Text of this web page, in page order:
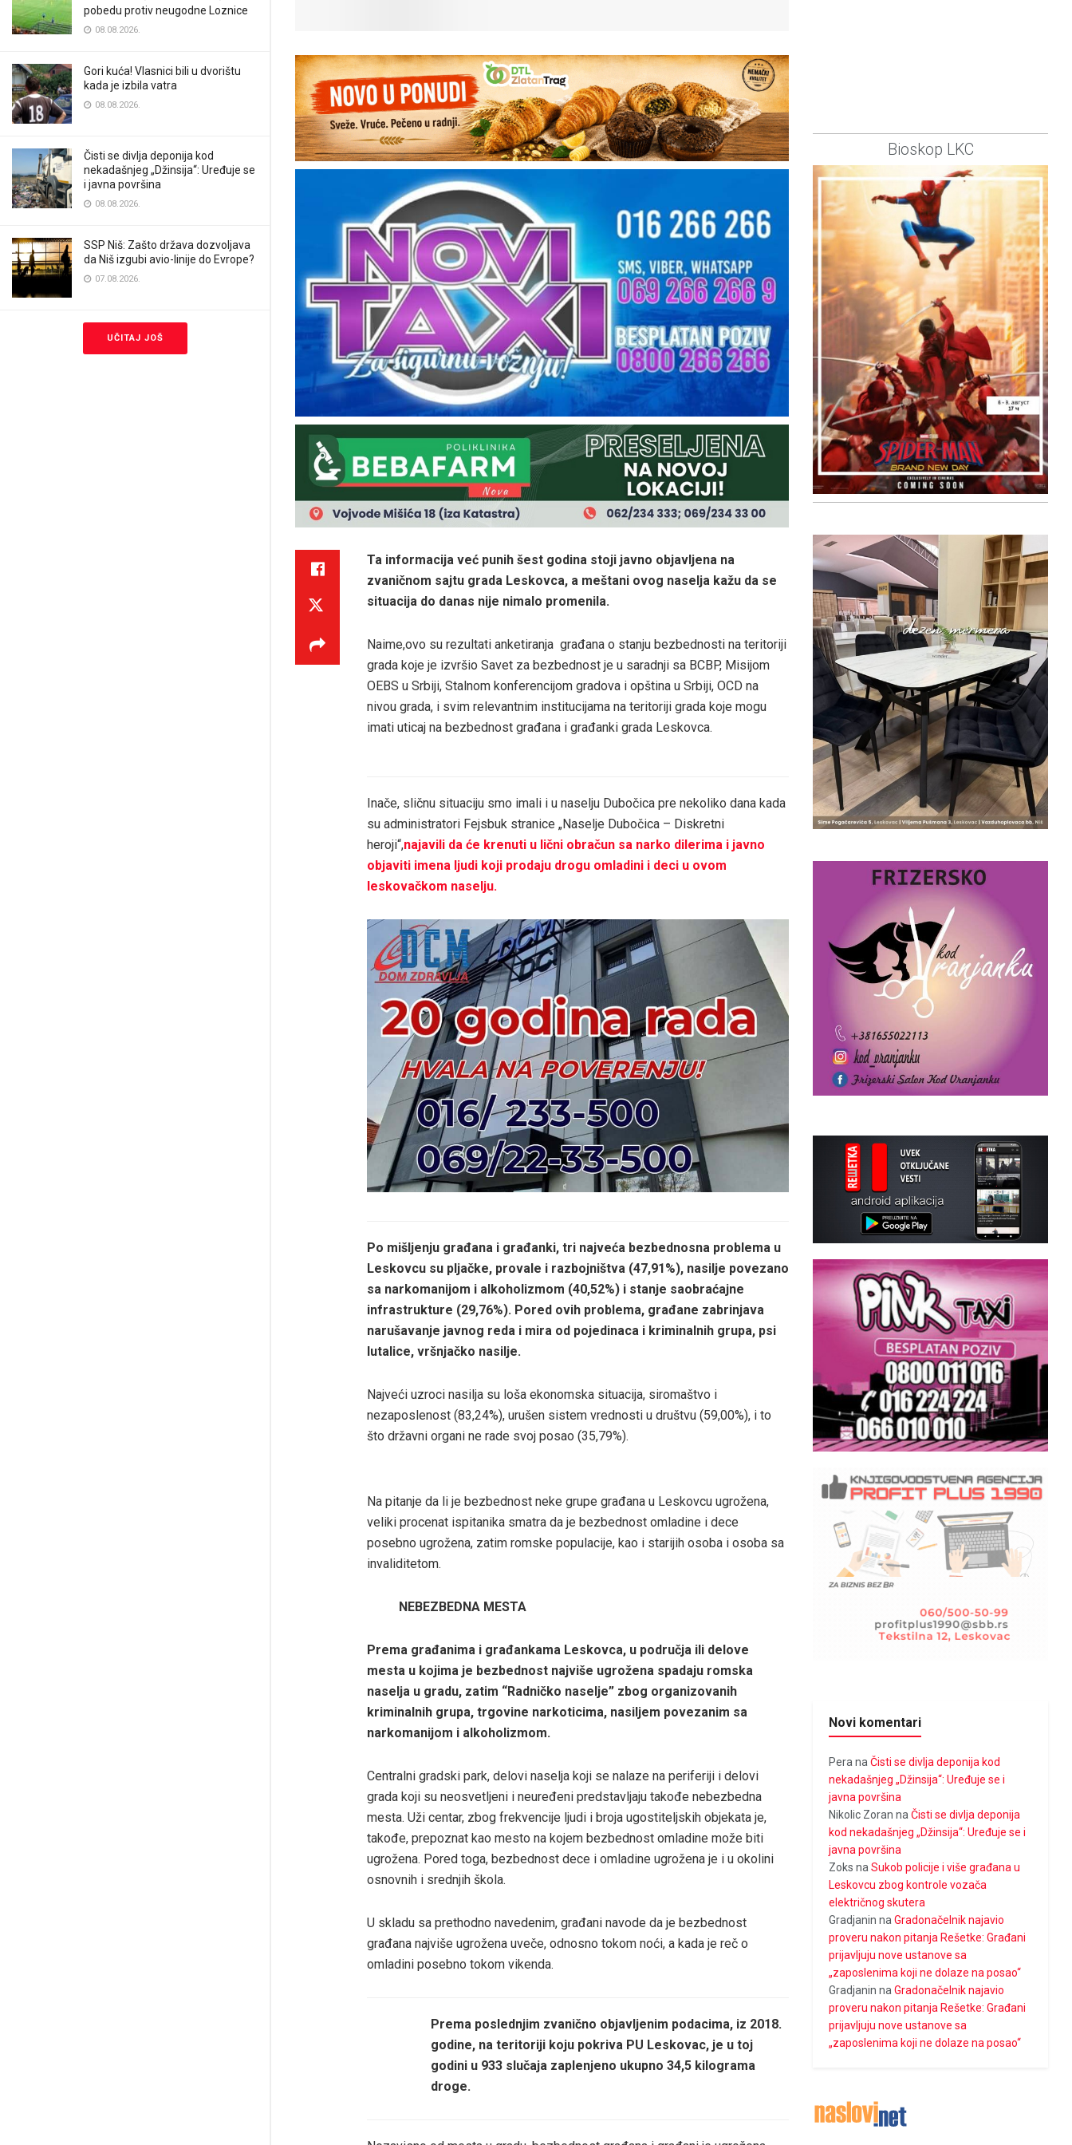
pobedu protiv neugodne Loznice
08.08.2026.
Gori kuća! Vlasnici bili u dvorištu
kada je izbila vatra
08.08.2026.
Čisti se divlja deponija kod
nekadašnjeg „Džinsija“: Uređuje se
i javna površina
08.08.2026.
SSP Niš: Zašto država dozvoljava
da Niš izgubi avio-linije do Evrope?
07.08.2026.
UČITAJ JOŠ
Ta informacija već punih šest godina stoji javno objavljena na
zvaničnom sajtu grada Leskovca, a meštani ovog naselja kažu da se
situacija do danas nije nimalo promenila.
Naime,ovo su rezultati anketiranja građana o stanju bezbednosti na teritoriji
grada koje je izvršio Savet za bezbednost je u saradnji sa BCBP, Misijom
OEBS u Srbiji, Stalnom konferencijom gradova i opština u Srbiji, OCD na
nivou grada, i svim relevantnim institucijama na teritoriji grada koje mogu
imati uticaj na bezbednost građana i građanki grada Leskovca.
Inače, sličnu situaciju smo imali i u naselju Dubočica pre nekoliko dana kada
su administratori Fejsbuk stranice „Naselje Dubočica – Diskretni
heroji“,najavili da će krenuti u lični obračun sa narko dilerima i javno
objaviti imena ljudi koji prodaju drogu omladini i deci u ovom
leskovačkom naselju.
Po mišljenju građana i građanki, tri najveća bezbednosna problema u
Leskovcu su pljačke, provale i razbojništva (47,91%), nasilje povezano
sa narkomanijom i alkoholizmom (40,52%) i stanje saobraćajne
infrastrukture (29,76%). Pored ovih problema, građane zabrinjava
narušavanje javnog reda i mira od pojedinaca i kriminalnih grupa, psi
lutalice, vršnjačko nasilje.
Najveći uzroci nasilja su loša ekonomska situacija, siromaštvo i
nezaposlenost (83,24%), urušen sistem vrednosti u društvu (59,00%), i to
što državni organi ne rade svoj posao (35,79%).
Na pitanje da li je bezbednost neke grupe građana u Leskovcu ugrožena,
veliki procenat ispitanika smatra da je bezbednost omladine i dece
posebno ugrožena, zatim romske populacije, kao i starijih osoba i osoba sa
invaliditetom.
NEBEZBEDNA MESTA
Prema građanima i građankama Leskovca, u područja ili delove
mesta u kojima je bezbednost najviše ugrožena spadaju romska
naselja u gradu, zatim “Radničko naselje” zbog organizovanih
kriminalnih grupa, trgovine narkoticima, nasiljem povezanim sa
narkomanijom i alkoholizmom.
Centralni gradski park, delovi naselja koji se nalaze na periferiji i delovi
grada koji su neosvetljeni i neuređeni predstavljaju takođe nebezbedna
mesta. Uži centar, zbog frekvencije ljudi i broja ugostiteljskih objekata je,
takođe, prepoznat kao mesto na kojem bezbednost omladine može biti
ugrožena. Pored toga, bezbednost dece i omladine ugrožena je i u okolini
osnovnih i srednjih škola.
U skladu sa prethodno navedenim, građani navode da je bezbednost
građana najviše ugrožena uveče, odnosno tokom noći, a kada je reč o
omladini posebno tokom vikenda.
Prema poslednjim zvanično objavljenim podacima, iz 2018.
godine, na teritoriji koju pokriva PU Leskovac, je u toj
godini u 933 slučaja zaplenjeno ukupno 34,5 kilograma
droge.
Bioskop LKC
Novi komentari
Pera naČisti se divlja deponija kod
nekadašnjeg „Džinsija“: Uređuje se i
javna površina
Nikolic Zoran naČisti se divlja deponija
kod nekadašnjeg „Džinsija“: Uređuje se i
javna površina
Zoks naSukob policije i više građana u
Leskovcu zbog kontrole vozača
električnog skutera
Gradjanin naGradonačelnik najavio
proveru nakon pitanja Rešetke: Građani
prijavljuju nove ustanove sa
„zaposlenima koji ne dolaze na posao“
Gradjanin naGradonačelnik najavio
proveru nakon pitanja Rešetke: Građani
prijavljuju nove ustanove sa
„zaposlenima koji ne dolaze na posao“